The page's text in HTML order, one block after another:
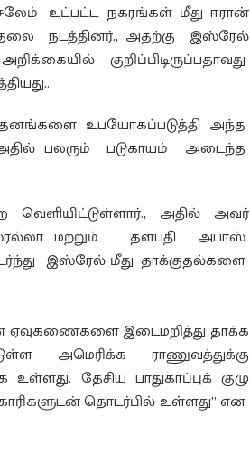
உட்பட்ட நகரங்கள் மீது ஈரான்
நடத்தினர்., அதற்கு இஸ்ரேல்
குறிப்பிடிருப்பதாவது
உபயோகப்படுத்தி அந்த
பலரும் படுகாயம் அடைந்த
வெளியிட்டுள்ளார்., அதில் அவர்
மற்றும் தளபதி அபாஸ்
இஸ்ரேல் மீது தாக்குதல்களை
ஏவுகணைகளை இடைமறித்து தாக்க
அமெரிக்க ராணுவத்துக்கு
தேசிய பாதுகாப்புக் குழு
தொடர்பில் உள்ளது” என